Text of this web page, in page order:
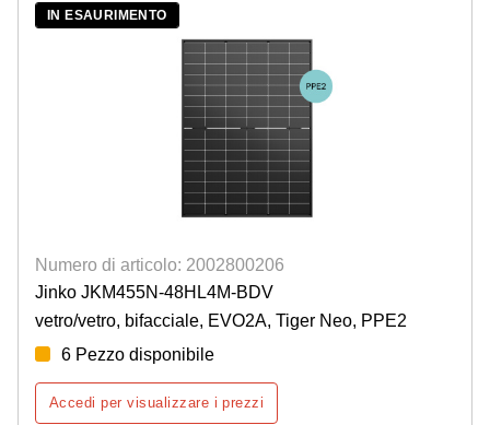
IN ESAURIMENTO
Numero di articolo: 2002800206
Jinko JKM455N-48HL4M-BDV
vetro/vetro, bifacciale, EVO2A, Tiger Neo, PPE2
6 Pezzo disponibile
Accedi per visualizzare i prezzi